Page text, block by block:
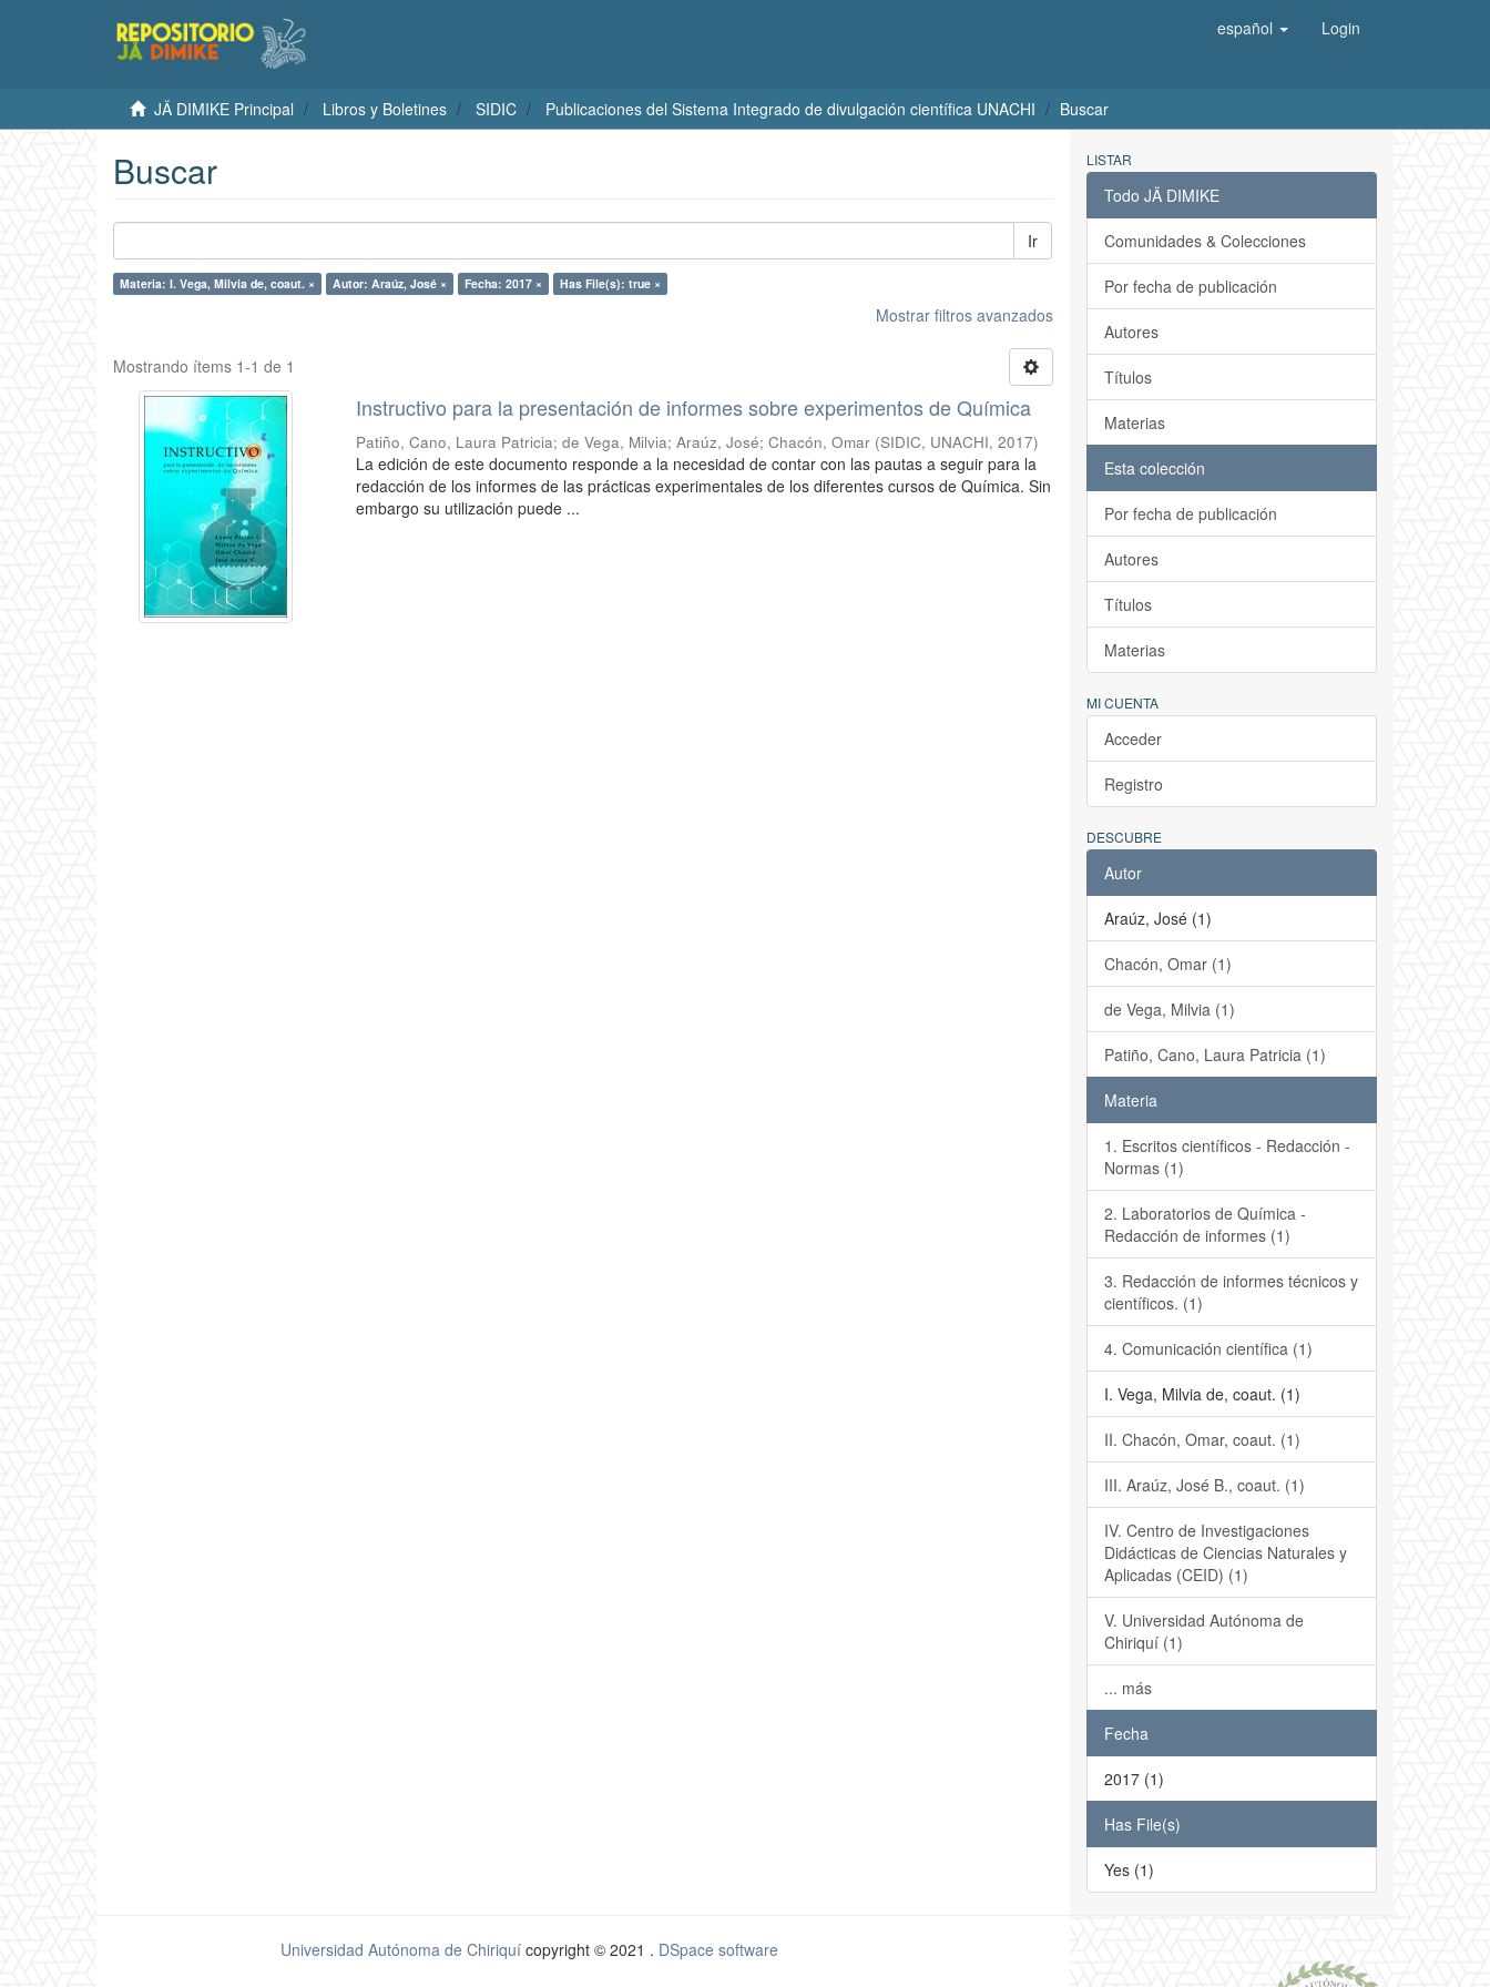
español Login
JÄ DIMIKE Principal Libros y Boletines SIDIC Publicaciones del Sistema Integrado de divulgación científica UNACHI Buscar
Buscar
Ir
Materia: I. Vega, Milvia de, coaut. × Autor: Araúz, José × Fecha: 2017 × Has File(s): true ×
Mostrar filtros avanzados
Mostrando ítems 1-1 de 1
Instructivo para la presentación de informes sobre experimentos de Química
Patiño, Cano, Laura Patricia;de Vega, Milvia;Araúz, José;Chacón, Omar (SIDIC, UNACHI,2017)
La edición de este documento responde a la necesidad de contar con las pautas a seguir para la
redacción de los informes de las prácticas experimentales de los diferentes cursos de Química. Sin
embargo su utilización puede ...
LISTAR
Todo JÄ DIMIKE
Comunidades & Colecciones
Por fecha de publicación
Autores
Títulos
Materias
Esta colección
Por fecha de publicación
Autores
Títulos
Materias
MI CUENTA
Acceder
Registro
DESCUBRE
Autor
Araúz, José (1)
Chacón, Omar (1)
de Vega, Milvia (1)
Patiño, Cano, Laura Patricia (1)
Materia
1. Escritos científicos - Redacción -
Normas (1)
2. Laboratorios de Química -
Redacción de informes (1)
3. Redacción de informes técnicos y
científicos. (1)
4. Comunicación científica (1)
I. Vega, Milvia de, coaut. (1)
II. Chacón, Omar, coaut. (1)
III. Araúz, José B., coaut. (1)
IV. Centro de Investigaciones
Didácticas de Ciencias Naturales y
Aplicadas (CEID) (1)
V. Universidad Autónoma de
Chiriquí (1)
... más
Fecha
2017 (1)
Has File(s)
Yes (1)
Universidad Autónoma de Chiriquícopyright © 2021 . DSpace software